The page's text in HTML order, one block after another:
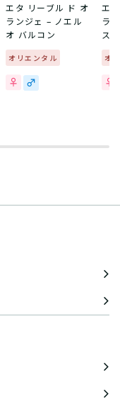
エタ リーブル ド オ
ランジェ – ノエル
オ バルコン
オリエンタル
エ
ラ
ス
オ